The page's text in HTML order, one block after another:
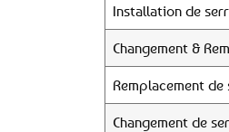
Installation de
Changement &
Remplacement
Changement de